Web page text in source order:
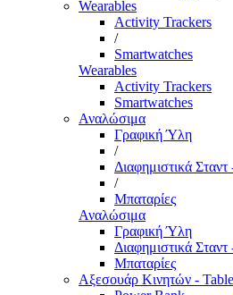
Wearables
Activity Trackers
/
Smartwatches
Wearables
Activity Trackers
Smartwatches
Αναλώσιμα
Γραφική Ύλη
/
Διαφημιστικά
/
Μπαταρίες
Αναλώσιμα
Γραφική Ύλη
Διαφημιστικά
Μπαταρίες
Αξεσουάρ Κινητών -